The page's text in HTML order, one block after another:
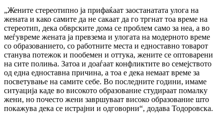
„Жените стереотипно ја прифаќаат заостанатата улога на
жената и како самите да не сакаат да го тргнат тоа време на
стереотип, дека обврските дома се проблем само за неа, а во
меѓувреме жената ја превзема и улогата на модерното време
со образованието, со работните места и едноставно товарот
станува потежок и пообемен и оттука, жените се оптоварени
на сите полиња. Затоа и доаѓаат конфликтите во семејството
од една едноставна причина, а тоа е дека немаат време за
посветување на самите себе. Во последните години, имаме
ситуација каде во високото образование студираат помалку
жени, но почесто жени завршуваат високо образование што
покажува дека се истрајни и одговорни“, додава Тодоровска.